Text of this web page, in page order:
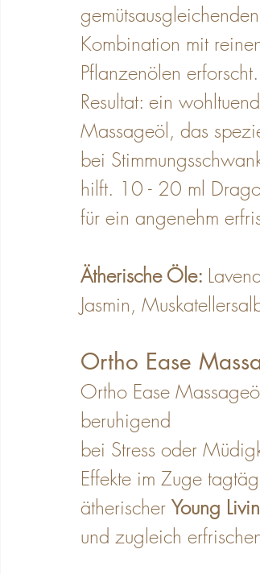
Kombination mit
Pflanzenölen
Resultat: ein
Massageöl, das
bei
hilft. 10 - 20 ml
für ein angenehm
Ätherische Öle:
Jasmin,
Ortho Ease
Ortho Ease
beruhigend
bei Stress oder
Effekte im Zuge
ätherischer Young
und zugleich